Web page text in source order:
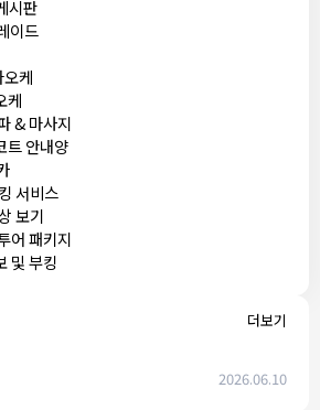
시판
이드
케
케
& 마사지
트 안내양
서비스
보기
어 패키지
및 부킹
더보기
2026.06.10